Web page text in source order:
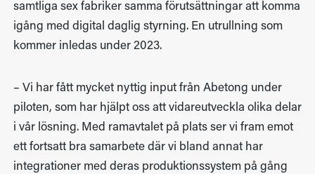
samtliga sex fabriker samma förutsättningar att komma
igång med digital daglig styrning. En utrullning som
kommer inledas under 2023.
– Vi har fått mycket nyttig input från Abetong under
piloten, som har hjälpt oss att vidareutveckla olika delar
i vår lösning. Med ramavtalet på plats ser vi fram emot
ett fortsatt bra samarbete där vi bland annat har
integrationer med deras produktionssystem på gång